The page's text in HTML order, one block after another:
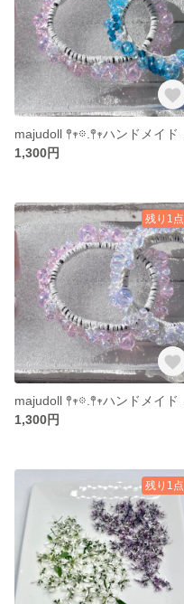
1,300円
残り1点
1,300円
残り1点